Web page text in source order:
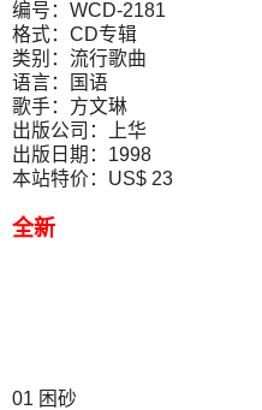
编号：WCD-2181
格式：CD专辑
类别：流行歌曲
语言：国语
歌手：方文琳
出版公司：上华
出版日期：1998
本站特价：US$ 23
全新
01 困砂